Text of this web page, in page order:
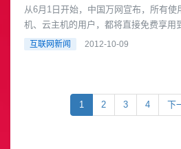
从6月1日开始，中国万网宣布，所有使
机、云主机的用户，都将直接免费享用
版化服务。 中国万网......
互联网新闻 2012-10-09
1 2 3 4 下